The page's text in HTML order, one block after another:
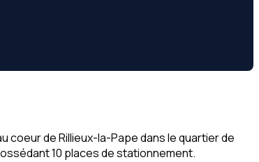
coeur de Rillieux-la-Pape dans le quartier de
10 places de stationnement.